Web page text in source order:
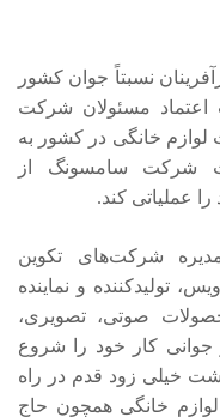
نسبتاً جوان کشور
مسئولان شرکت
خانگی در کشور به
شرکت سامسونگ از
عملیاتی کند.
شرکت‌های تکوین
تولیدکننده و نماینده
صوتی، تصویری،
کار خود را شروع
خیلی زود قدم در راه
لوازم خانگی همچون حاج